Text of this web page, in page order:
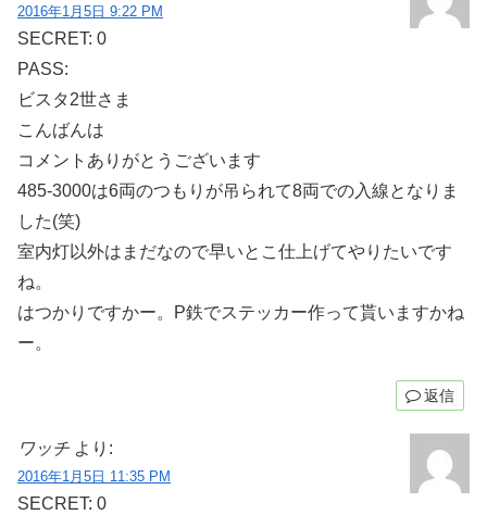
2016年1月5日 9:22 PM
SECRET: 0
PASS:
ビスタ2世さま
こんばんは
コメントありがとうございます
485-3000は6両のつもりが吊られて8両での入線となりま
した(笑)
室内灯以外はまだなので早いとこ仕上げてやりたいです
ね。
はつかりですかー。P鉄でステッカー作って貰いますかね
ー。
返信
ワッチ より:
2016年1月5日 11:35 PM
SECRET: 0